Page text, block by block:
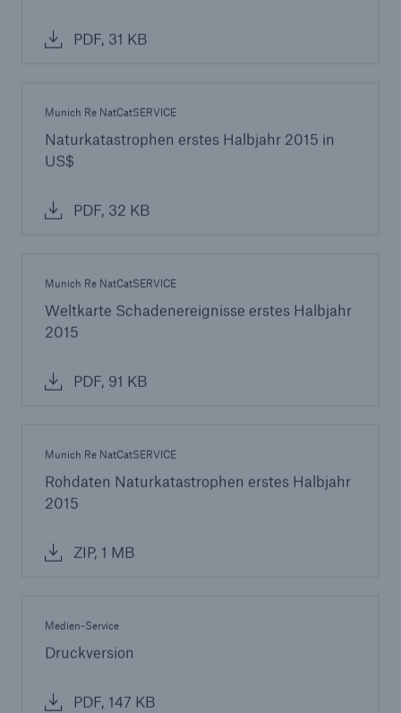
PDF, 31 KB
Munich Re NatCatSERVICE
Naturkatastrophen erstes Halbjahr 2015 in
US$
PDF, 32 KB
Munich Re NatCatSERVICE
Weltkarte Schadenereignisse erstes Halbjahr
2015
PDF, 91 KB
Munich Re NatCatSERVICE
Rohdaten Naturkatastrophen erstes Halbjahr
2015
ZIP, 1 MB
Medien-Service
Druckversion
PDF, 147 KB